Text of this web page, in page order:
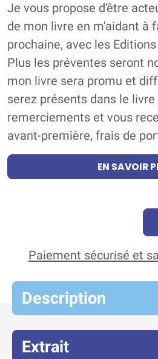
Je vous propose d'être
de mon livre en m'aidant à
prochaine, avec les
Plus les préventes seront
mon livre sera promu et
serez présents dans le livre
remerciements et vous
avant-première, frais de
EN SAVOIR
Paiement sécurisé et
Description
Extrait